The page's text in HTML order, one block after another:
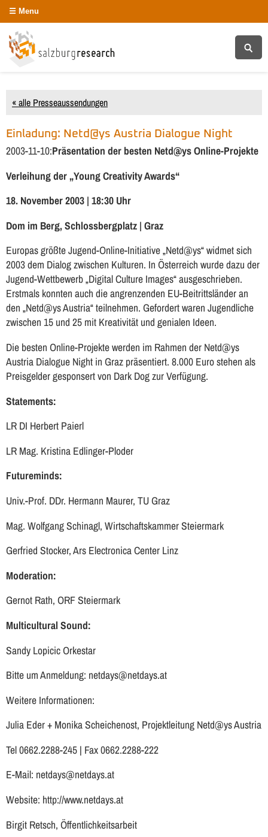
Menu
« alle Presseaussendungen
Einladung: Netd@ys Austria Dialogue Night
2003-11-10:Präsentation der besten Netd@ys Online-Projekte
Verleihung der „Young Creativity Awards“
18. November 2003 | 18:30 Uhr
Dom im Berg, Schlossbergplatz | Graz
Europas größte Jugend-Online-Initiative „Netd@ys“ widmet sich
2003 dem Dialog zwischen Kulturen. In Österreich wurde dazu der
Jugend-Wettbewerb „Digital Culture Images“ ausgeschrieben.
Erstmals konnten auch die angrenzenden EU-Beitrittsländer an
den „Netd@ys Austria“ teilnehmen. Gefordert waren Jugendliche
zwischen 15 und 25 mit Kreativität und genialen Ideen.
Die besten Online-Projekte werden im Rahmen der Netd@ys
Austria Dialogue Night in Graz präsentiert. 8.000 Euro stehen als
Preisgelder gesponsert von Dark Dog zur Verfügung.
Statements:
LR DI Herbert Paierl
LR Mag. Kristina Edlinger-Ploder
Futureminds:
Univ.-Prof. DDr. Hermann Maurer, TU Graz
Mag. Wolfgang Schinagl, Wirtschaftskammer Steiermark
Gerfried Stocker, Ars Electronica Center Linz
Moderation:
Gernot Rath, ORF Steiermark
Multicultural Sound:
Sandy Lopicic Orkestar
Bitte um Anmeldung: netdays@netdays.at
Weitere Informationen:
Julia Eder + Monika Scheichenost, Projektleitung Netd@ys Austria
Tel 0662.2288-245 | Fax 0662.2288-222
E-Mail: netdays@netdays.at
Website: http://www.netdays.at
Birgit Retsch, Öffentlichkeitsarbeit